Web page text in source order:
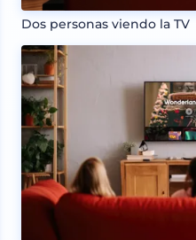
Dos personas viendo la TV